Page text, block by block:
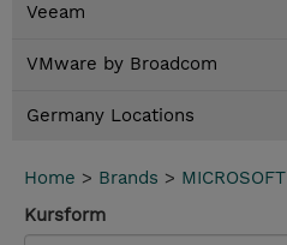
Veeam
VMware by Broadcom
Germany Locations
Home > Brands > MICROSOFT
Kursform